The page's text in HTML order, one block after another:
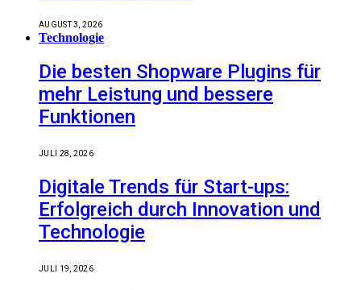
AUGUST 3, 2026
Technologie
Die besten Shopware Plugins für
mehr Leistung und bessere
Funktionen
JULI 28, 2026
Digitale Trends für Start-ups:
Erfolgreich durch Innovation und
Technologie
JULI 19, 2026